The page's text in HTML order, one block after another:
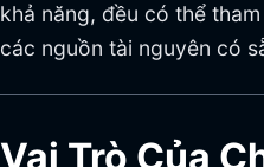
khả năng, đều có thể
các nguồn tài nguyên có
Vai Trò Của